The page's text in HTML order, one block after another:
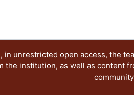
yo lírico se construye
determinada por la
expresivos que en
unrestricted open access, the
the institution, as well as content